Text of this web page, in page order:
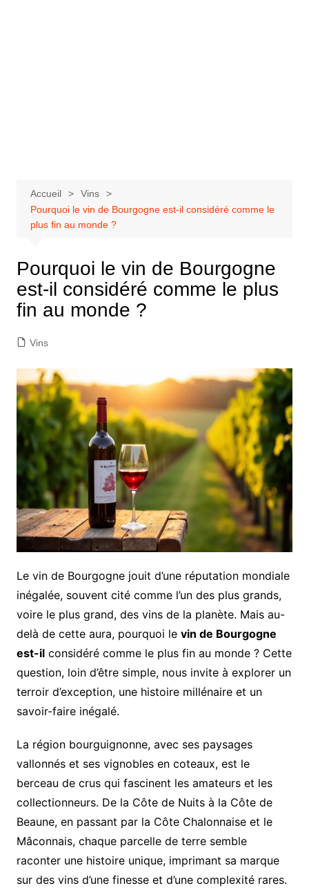
Accueil
Vins
Pourquoi le vin de Bourgogne est-il considéré comme le
plus fin au monde ?
Pourquoi le vin de Bourgogne
est-il considéré comme le plus
fin au monde ?
Vins
Le vin de Bourgogne jouit d’une réputation mondiale
inégalée, souvent cité comme l’un des plus grands,
voire le plus grand, des vins de la planète. Mais au-
delà de cette aura, pourquoi le vin de Bourgogne
est-ilconsidéré comme le plus fin au monde ? Cette
question, loin d’être simple, nous invite à explorer un
terroir d’exception, une histoire millénaire et un
savoir-faire inégalé.
La région bourguignonne, avec ses paysages
vallonnés et ses vignobles en coteaux, est le
berceau de crus qui fascinent les amateurs et les
collectionneurs. De la Côte de Nuits à la Côte de
Beaune, en passant par la Côte Chalonnaise et le
Mâconnais, chaque parcelle de terre semble
raconter une histoire unique, imprimant sa marque
sur des vins d’une finesse et d’une complexité rares.